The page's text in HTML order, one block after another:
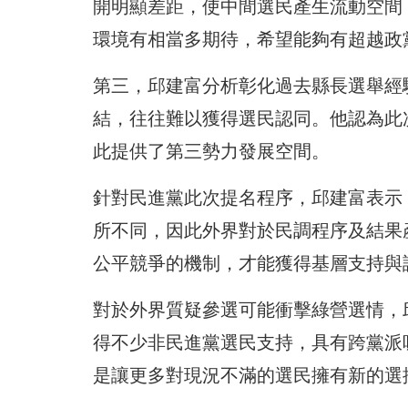
開明顯差距，使中間選民產生流動空
環境有相當多期待，希望能夠有超越
第三，邱建富分析彰化過去縣長選舉
結，往往難以獲得選民認同。他認為
此提供了第三勢力發展空間。
針對民進黨此次提名程序，邱建富表
所不同，因此外界對於民調程序及結
公平競爭的機制，才能獲得基層支持與
對於外界質疑參選可能衝擊綠營選情
得不少非民進黨選民支持，具有跨黨
是讓更多對現況不滿的選民擁有新的選